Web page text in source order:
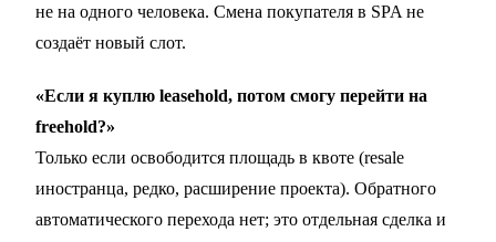
не на одного человека. Смена покупателя в SPA не
создаёт новый слот.
«Если я куплю leasehold, потом смогу перейти на
freehold?»
Только если освободится площадь в квоте (resale
иностранца, редко, расширение проекта). Обратного
автоматического перехода нет; это отдельная сделка и